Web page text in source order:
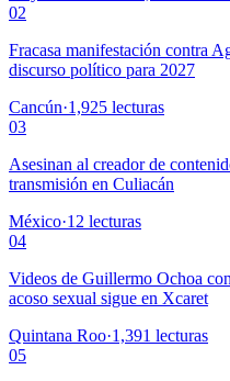
02
Fracasa manifestación contra
discurso político para 2027
Cancún·1,925 lecturas
03
Asesinan al creador de
transmisión en Culiacán
México·12 lecturas
04
Videos de Guillermo Ochoa
acoso sexual sigue en Xcaret
Quintana Roo·1,391 lecturas
05